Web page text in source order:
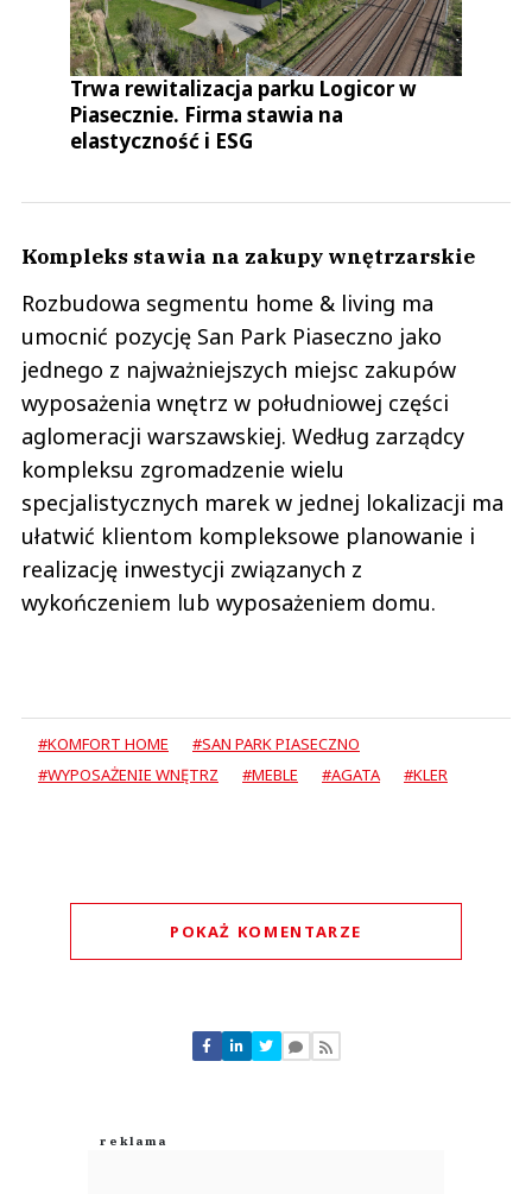
Trwa rewitalizacja parku Logicor w
Piasecznie. Firma stawia na
elastyczność i ESG
Kompleks stawia na zakupy wnętrzarskie
Rozbudowa segmentu home & living ma
umocnić pozycję San Park Piaseczno jako
jednego z najważniejszych miejsc zakupów
wyposażenia wnętrz w południowej części
aglomeracji warszawskiej. Według zarządcy
kompleksu zgromadzenie wielu
specjalistycznych marek w jednej lokalizacji ma
ułatwić klientom kompleksowe planowanie i
realizację inwestycji związanych z
wykończeniem lub wyposażeniem domu.
#KOMFORT HOME
#SAN PARK PIASECZNO
#WYPOSAŻENIE WNĘTRZ
#MEBLE #AGATA #KLER
POKAŻ KOMENTARZE
Nie znaleziono komentarzy
Zostaw swoje komentarze